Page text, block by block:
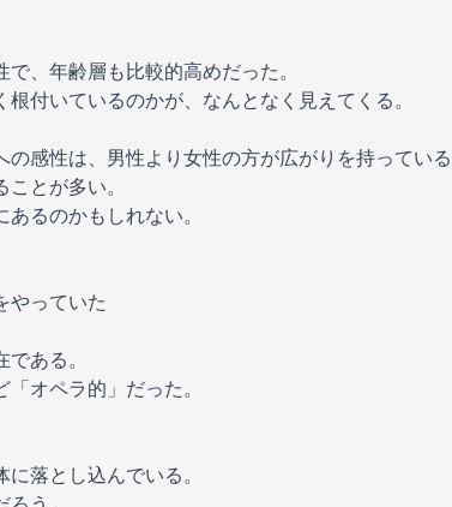
、年齢層も比較的高めだった。
付いているのかが、なんとなく見えてくる。
感性は、男性より女性の方が広がりを持ってい
とが多い。
るのかもしれない。
やっていた
ある。
オペラ的」だった。
落とし込んでいる。